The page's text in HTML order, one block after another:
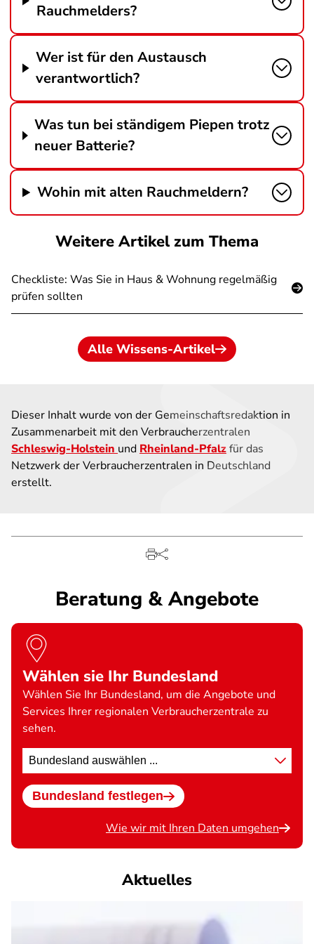
Rauchmelders?
Wer ist für den Austausch
verantwortlich?
Was tun bei ständigem Piepen trotz
neuer Batterie?
Wohin mit alten Rauchmeldern?
Weitere Artikel zum Thema
Checkliste: Was Sie in Haus & Wohnung regelmäßig
prüfen sollten
Alle Wissens-Artikel
Dieser Inhalt wurde von der Gemeinschaftsredaktion in
Zusammenarbeit mit den Verbraucherzentralen
Schleswig-Holstein und Rheinland-Pfalzfür das
Netzwerk der Verbraucherzentralen in Deutschland
erstellt.
Beratung & Angebote
Wählen sie Ihr Bundesland
Wählen Sie Ihr Bundesland, um die Angebote und
Services Ihrer regionalen Verbraucherzentrale zu
sehen.
Standort
wählen
Bundesland festlegen
Wie wir mit Ihren Daten umgehen
Aktuelles